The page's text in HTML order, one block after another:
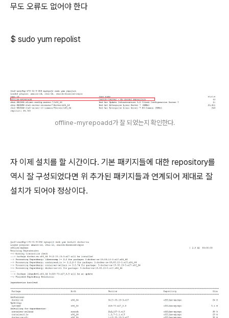
무도 오류도 없어야 한다
$ sudo yum repolist
offline-myrepoadd가 잘 되었는지 확인한다.
자 이제 설치를 할 시간이다. 기본 패키지들에 대한 repository를
역시 잘 구성되었다면 위 추가된 패키지들과 연계되어 제대로 잘
설치가 되어야 정상이다.